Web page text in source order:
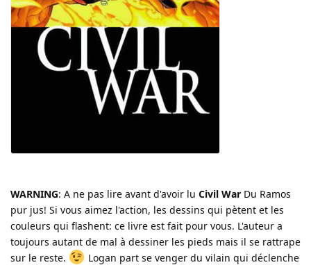
WARNING: A ne pas lire avant d'avoir lu Civil War Du Ramos
pur jus! Si vous aimez l'action, les dessins qui pètent et les
couleurs qui flashent: ce livre est fait pour vous. L'auteur a
toujours autant de mal à dessiner les pieds mais il se rattrape
sur le reste.
Logan part se venger du vilain qui déclenche